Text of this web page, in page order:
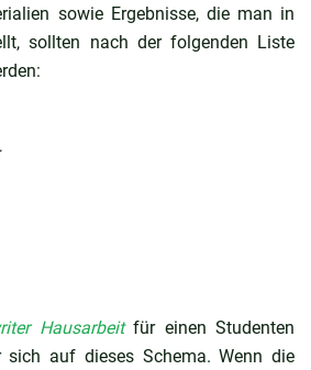
sowie Ergebnisse, die man in
sollten nach der folgenden Liste
Hausarbeitfür einen Studenten
sich auf dieses Schema. Wenn die